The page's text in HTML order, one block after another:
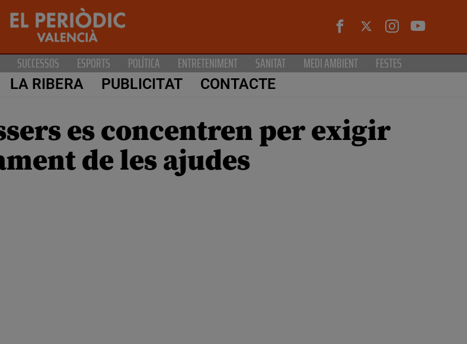
SUCCESSOS ESPORTS POLÍTICA ENTRETENIMENT SANITAT MEDI AMBIENT FESTES
LA RIBERA PUBLICITAT CONTACTE
es concentren per exigir
de les ajudes